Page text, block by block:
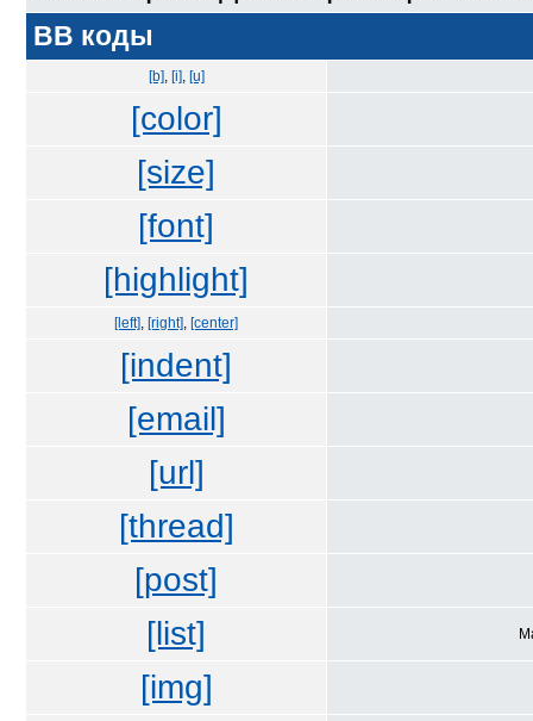
BB коды
[b], [i], [u]
[color]
[size]
[font]
[highlight]
[left], [right], [center]
[indent]
[email]
[url]
[thread]
[post]
[list]
[img]